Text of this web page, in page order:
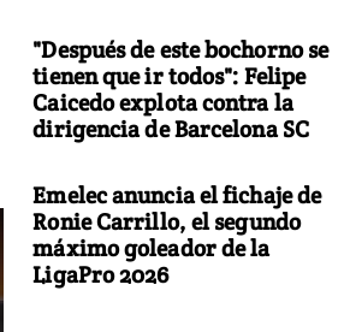
"Después de este bochorno se
tienen que ir todos": Felipe
Caicedo explota contra la
dirigencia de Barcelona SC
Emelec anuncia el fichaje de
Ronie Carrillo, el segundo
máximo goleador de la
LigaPro 2026